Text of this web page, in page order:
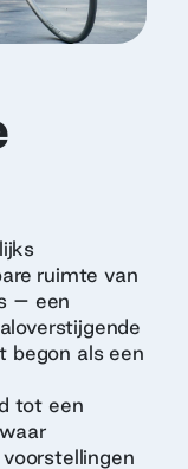
ruimte van
– een
begon als een
tot een